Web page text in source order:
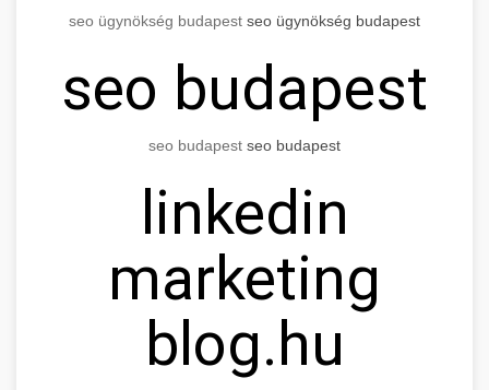
seo ügynökség budapest seo ügynökség budapest
seo budapest
seo budapest seo budapest
linkedin
marketing
blog.hu